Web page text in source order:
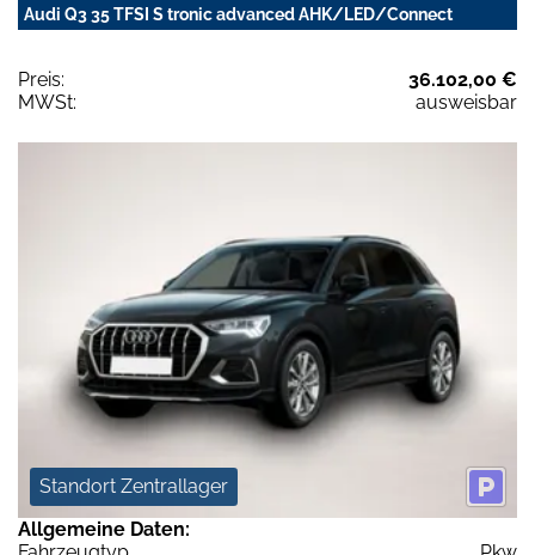
Audi Q3 35 TFSI S tronic advanced AHK/LED/Connect
Preis:
36.102,00 €
MWSt:
ausweisbar
Standort Zentrallager
Allgemeine Daten: